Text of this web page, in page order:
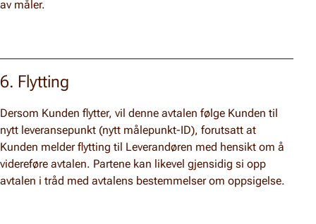
av måler.
6. Flytting
Dersom Kunden flytter, vil denne avtalen følge Kunden til
nytt leveransepunkt (nytt målepunkt-ID), forutsatt at
Kunden melder flytting til Leverandøren med hensikt om å
videreføre avtalen. Partene kan likevel gjensidig si opp
avtalen i tråd med avtalens bestemmelser om oppsigelse.